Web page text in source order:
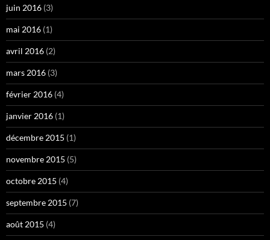
juin 2016 (3)
mai 2016 (1)
avril 2016 (2)
mars 2016 (3)
février 2016 (4)
janvier 2016 (1)
décembre 2015 (1)
novembre 2015 (5)
octobre 2015 (4)
septembre 2015 (7)
août 2015 (4)